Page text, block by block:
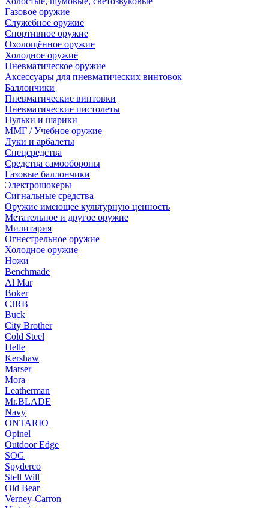
Газовое оружие
Служебное оружие
Спортивное оружие
Охолощённое оружие
Холодное оружие
Пневматическое оружие
Аксессуары для пневматических винтовок
Баллончики
Пневматические винтовки
Пневматические пистолеты
Пульки и шарики
ММГ / Учебное оружие
Луки и арбалеты
Спецсредства
Средства самообороны
Газовые баллончики
Электрошокеры
Сигнальные средства
Оружие имеющее культурную ценность
Метательное и другое оружие
Милитария
Огнестрельное оружие
Холодное оружие
Ножи
Benchmade
Al Mar
Boker
CJRB
Buck
City Brother
Cold Steel
Helle
Kershaw
Marser
Mora
Leatherman
Mr.BLADE
Navy
ONTARIO
Opinel
Outdoor Edge
SOG
Spyderco
Stell Will
Old Bear
Verney-Carron